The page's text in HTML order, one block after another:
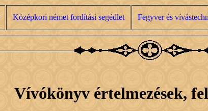
Középkori német fordítási segédlet Fegyver és
Vívókönyv értelmezések,